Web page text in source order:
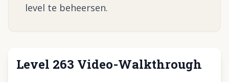
level te beheersen.
Level 263 Video-Walkthrough
Klik om video af te spelen